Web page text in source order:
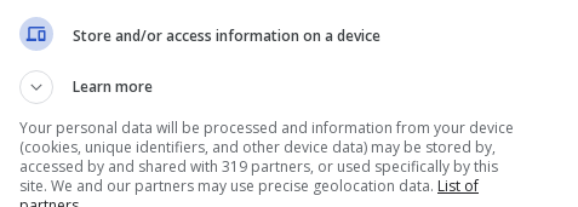
Sky Go, l’applicazione per dispositivi mobili. In
TV, acquistando il ticket Sport, il cui costo
la differita in chiaro su TV8 a partire dalle
332; 2. Bottas (Mercedes) 201; 3. Verstappen
Perez (Racing Point) 100; 6. Leclerc (Ferrari) 98;
Store and/or access information on a device
Learn more
Your personal data will be processed and information from your device
(cookies, unique identifiers, and other device data) may be stored by,
accessed by and shared with 319 partners, or used specifically by this
site. We and our partners may use precise geolocation data. List of